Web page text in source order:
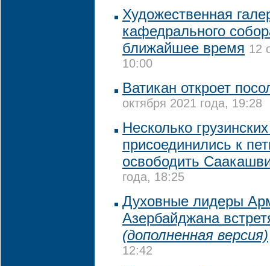
Художественная
кафедрального
ближайшее время 12
10:00
Ватикан откроет
октября 2021 года, 19:28
Несколько
присоединились к
освободить
года, 18:25
Духовные лидеры
Азербайджана
(дополненная версия)
12:42